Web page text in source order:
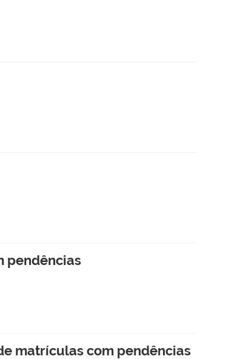
pendências
matrículas com pendências